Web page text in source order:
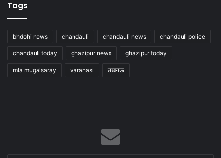
Tags
bhdohi news chandauli chandauli news chandauli police
chandauli today ghazipur news ghazipur today
mla mugalsaray varanasi लखनऊ